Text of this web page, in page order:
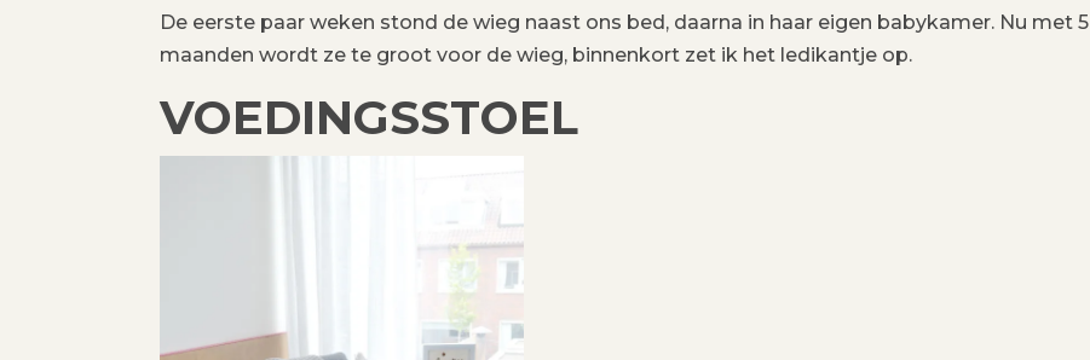
De eerste paar weken stond de wieg naast ons bed, daarna in haar eigen babykamer. Nu met 5
maanden wordt ze te groot voor de wieg, binnenkort zet ik het ledikantje op.
VOEDINGSSTOEL